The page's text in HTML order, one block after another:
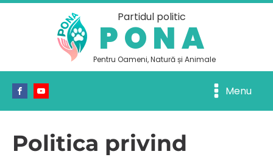
Partidul politic
PONA
Pentru Oameni, Natură și Animale
Menu
Politica privind